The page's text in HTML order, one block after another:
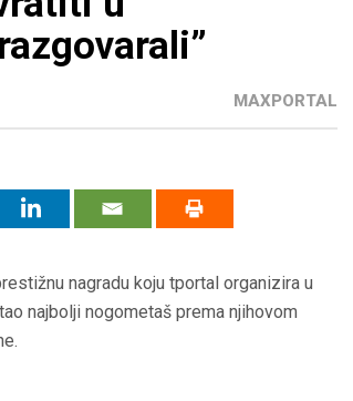
MAXPORTAL
nagradu koju tportal organizira u
najbolji nogometaš prema njihovom